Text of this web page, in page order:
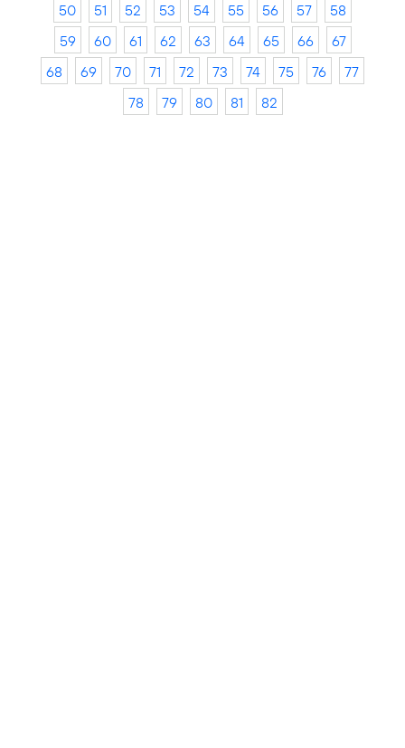
50
51 52 53 54 55 56 57
58
59
60 61 62 63 64 65 66
67
68
69 70 71 72 73 74 75 76
77
78
79 80 81 82